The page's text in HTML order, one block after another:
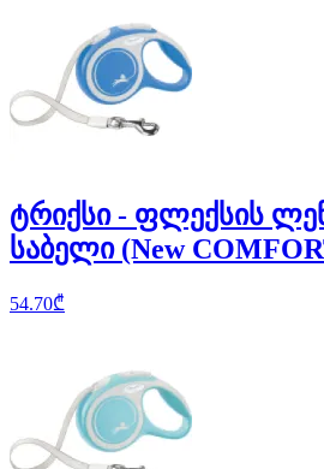
ტრიქსი - ფლექსის
საბელი (New
54.70₾